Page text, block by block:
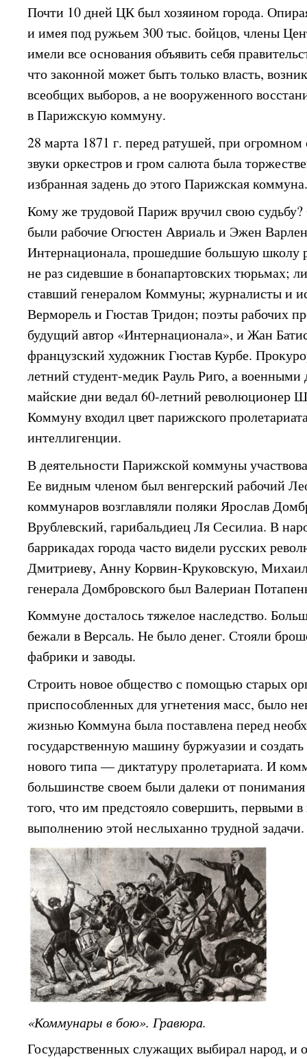
Почти 10 дней ЦК был хозяином города.
и имея под ружьем 300 тыс. бойцов, члены
имели все основания объявить себя
что законной может быть только власть,
всеобщих выборов, а не вооруженного
в Парижскую коммуну.
28 марта 1871 г. перед ратушей, при огромном
звуки оркестров и гром салюта была
избранная задень до этого Парижская
Кому же трудовой Париж вручил свою
были рабочие Огюстен Авриаль и Эжен
Интернационала, прошедшие большую школу
не раз сидевшие в бонапартовских тюрьмах;
ставший генералом Коммуны; журналисты и
Верморель и Гюстав Тридон; поэты рабочих
будущий автор «Интернационала», и Жан
французский художник Гюстав Курбе.
летний студент-медик Рауль Риго, а
майские дни ведал 60-летний революционер
Коммуну входил цвет парижского
интеллигенции.
В деятельности Парижской коммуны
Ее видным членом был венгерский рабочий
коммунаров возглавляли поляки Ярослав
Врублевский, гарибальдиец Ля Сесилиа. В
баррикадах города часто видели русских
Дмитриеву, Анну Корвин-Круковскую,
генерала Домбровского был Валериан
Коммуне досталось тяжелое наследство.
бежали в Версаль. Не было денег. Стояли
фабрики и заводы.
Строить новое общество с помощью старых
приспособленных для угнетения масс, было
жизнью Коммуна была поставлена перед
государственную машину буржуазии и создать
нового типа — диктатуру пролетариата. И
большинстве своем были далеки от
того, что им предстояло совершить, первыми
выполнению этой неслыханно трудной задачи.
«Коммунары в бою». Гравюра.
Государственных служащих выбирал народ, и